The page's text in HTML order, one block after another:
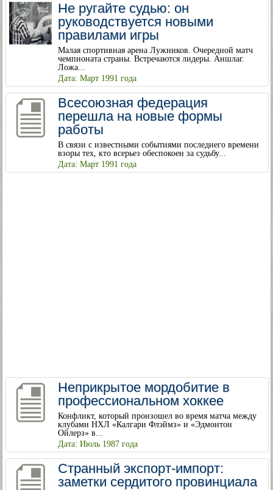
Не ругайте судью: он
руководствуется новыми
правилами игры
Малая спортивная арена Лужников. Очередной матч
чемпионата страны. Встречаются лидеры. Аншлаг.
Ложа...
Дата: Март 1991 года
Всесоюзная федерация
перешла на новые формы
работы
В связи с известными событиями последнего времени
взоры тех, кто всерьез обеспокоен за судьбу...
Дата: Март 1991 года
Неприкрытое мордобитие в
профессиональном хоккее
Конфликт, который произошел во время матча между
клубами НХЛ «Калгари Флэймз» и «Эдмонтон
Ойлерз» в...
Дата: Июль 1987 года
Странный экспорт-импорт:
заметки сердитого провинциала